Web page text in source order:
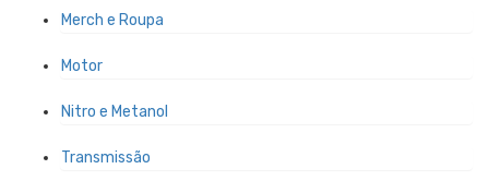
Merch e Roupa
Motor
Nitro e Metanol
Transmissão